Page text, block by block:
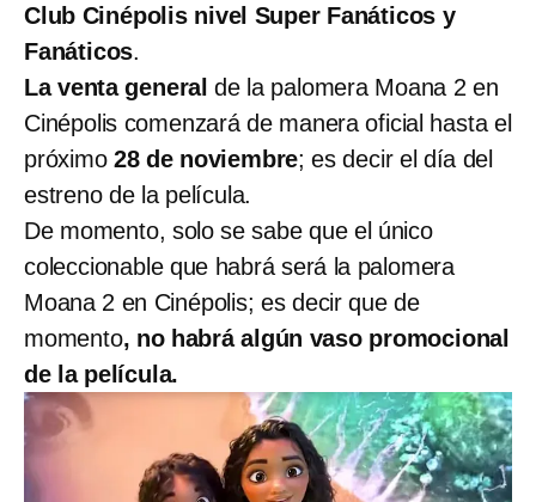
Club Cinépolis nivel Super Fanáticos y
Fanáticos.
La venta generalde la palomera Moana 2 en
Cinépolis comenzará de manera oficial hasta el
próximo 28 de noviembre; es decir el día del
estreno de la película.
De momento, solo se sabe que el único
coleccionable que habrá será la palomera
Moana 2 en Cinépolis; es decir que de
momento, no habrá algún vaso promocional
de la película.